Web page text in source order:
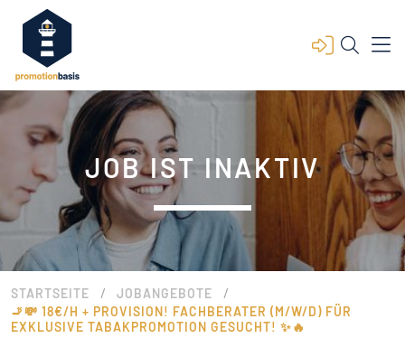
JOB IST INAKTIV
STARTSEITE / JOBANGEBOTE /
🚬💸 18€/H + PROVISION! FACHBERATER (M/W/D) FÜR
EXKLUSIVE TABAKPROMOTION GESUCHT! ✨🔥